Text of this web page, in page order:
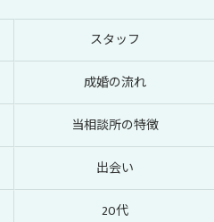
スタッフ
成婚の流れ
当相談所の特徴
出会い
20代